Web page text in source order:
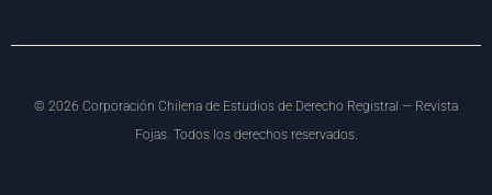
© 2026 Corporación Chilena de Estudios de Derecho Registral — Revista
Fojas. Todos los derechos reservados.